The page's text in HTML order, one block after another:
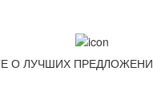
О ЛУЧШИХ